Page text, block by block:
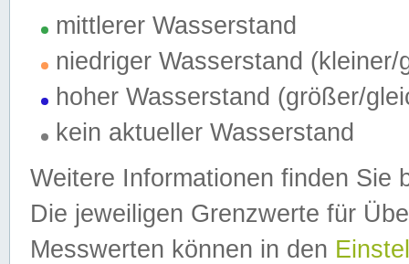
mittlerer Wasserstand
niedriger Wasserstand (kleiner/
hoher Wasserstand (größer/
kein aktueller Wasserstand
Weitere Informationen finden Sie
Die jeweiligen Grenzwerte für
Messwerten können in den